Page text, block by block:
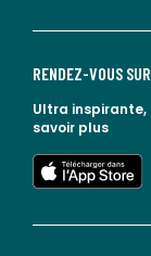
RENDEZ-VOUS
Ultra inspirante,
savoir plus
lien vers l'app store